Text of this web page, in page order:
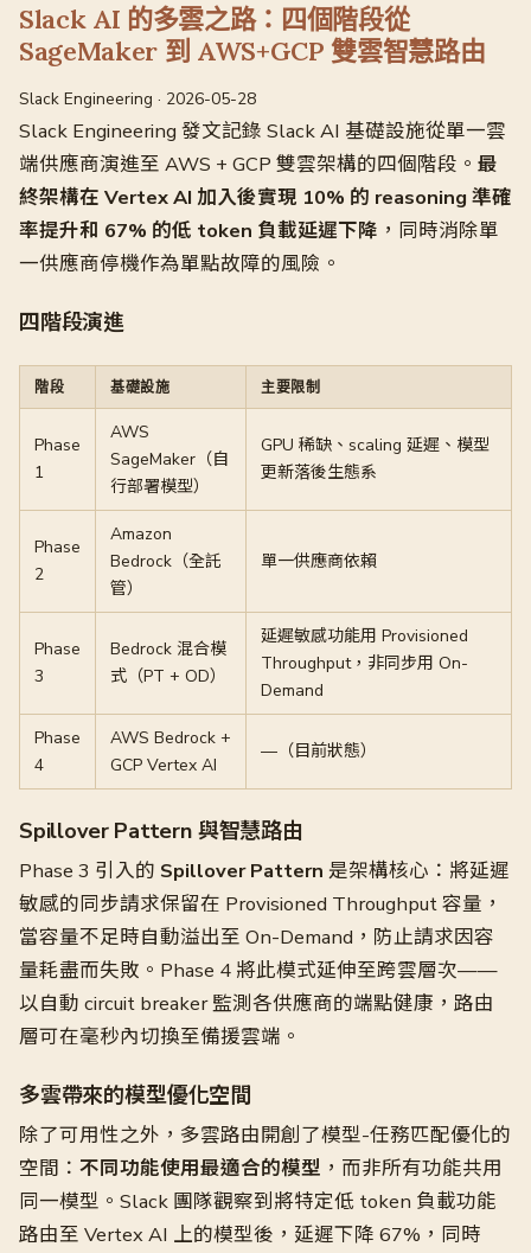
Slack AI 的多雲之路：四個階段從
SageMaker 到 AWS+GCP 雙雲智慧路由
Slack Engineering · 2026-05-28
Slack Engineering 發文記錄 Slack AI 基礎設施從單一雲
端供應商演進至 AWS + GCP 雙雲架構的四個階段。 最
終架構在 Vertex AI 加入後實現 10% 的 reasoning 準確
率提升和 67% 的低 token 負載延遲下降 ，同時消除單
一供應商停機作為單點故障的風險。
四階段演進
階段 基礎設施 主要限制
Phase
1
AWS
SageMaker（自
行部署模型）
GPU 稀缺、scaling 延遲、模型
更新落後生態系
Phase
2
Amazon
Bedrock（全託
管）
單一供應商依賴
Phase
3
Bedrock 混合模
式（PT + OD）
延遲敏感功能用 Provisioned
Throughput，非同步用 On-
Demand
Phase
4
AWS Bedrock +
GCP Vertex AI
—（目前狀態）
Spillover Pattern 與智慧路由
Phase 3 引入的 Spillover Pattern 是架構核心：將延遲
敏感的同步請求保留在 Provisioned Throughput 容量，
當容量不足時自動溢出至 On-Demand，防止請求因容
量耗盡而失敗。Phase 4 將此模式延伸至跨雲層次——
以自動 circuit breaker 監測各供應商的端點健康，路由
層可在毫秒內切換至備援雲端。
多雲帶來的模型優化空間
除了可用性之外，多雲路由開創了模型-任務匹配優化的
空間： 不同功能使用最適合的模型 ，而非所有功能共用
同一模型。Slack 團隊觀察到將特定低 token 負載功能
路由至 Vertex AI 上的模型後，延遲下降 67%，同時